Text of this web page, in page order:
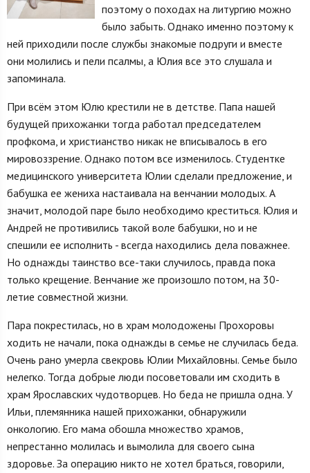
поэтому о походах на литургию можно
было забыть. Однако именно поэтому к
ней приходили после службы знакомые подруги и вместе
они молились и пели псалмы, а Юлия все это слушала и
запоминала.
При всём этом Юлю крестили не в детстве. Папа нашей
будущей прихожанки тогда работал председателем
профкома, и христианство никак не вписывалось в его
мировоззрение. Однако потом все изменилось. Студентке
медицинского университета Юлии сделали предложение, и
бабушка ее жениха настаивала на венчании молодых. А
значит, молодой паре было необходимо креститься. Юлия и
Андрей не противились такой воле бабушки, но и не
спешили ее исполнить - всегда находились дела поважнее.
Но однажды таинство все-таки случилось, правда пока
только крещение. Венчание же произошло потом, на 30-
летие совместной жизни.
Пара покрестилась, но в храм молодожены Прохоровы
ходить не начали, пока однажды в семье не случилась беда.
Очень рано умерла свекровь Юлии Михайловны. Семье было
нелегко. Тогда добрые люди посоветовали им сходить в
храм Ярославских чудотворцев. Но беда не пришла одна. У
Ильи, племянника нашей прихожанки, обнаружили
онкологию. Его мама обошла множество храмов,
непрестанно молилась и вымолила для своего сына
здоровье. За операцию никто не хотел браться, говорили,